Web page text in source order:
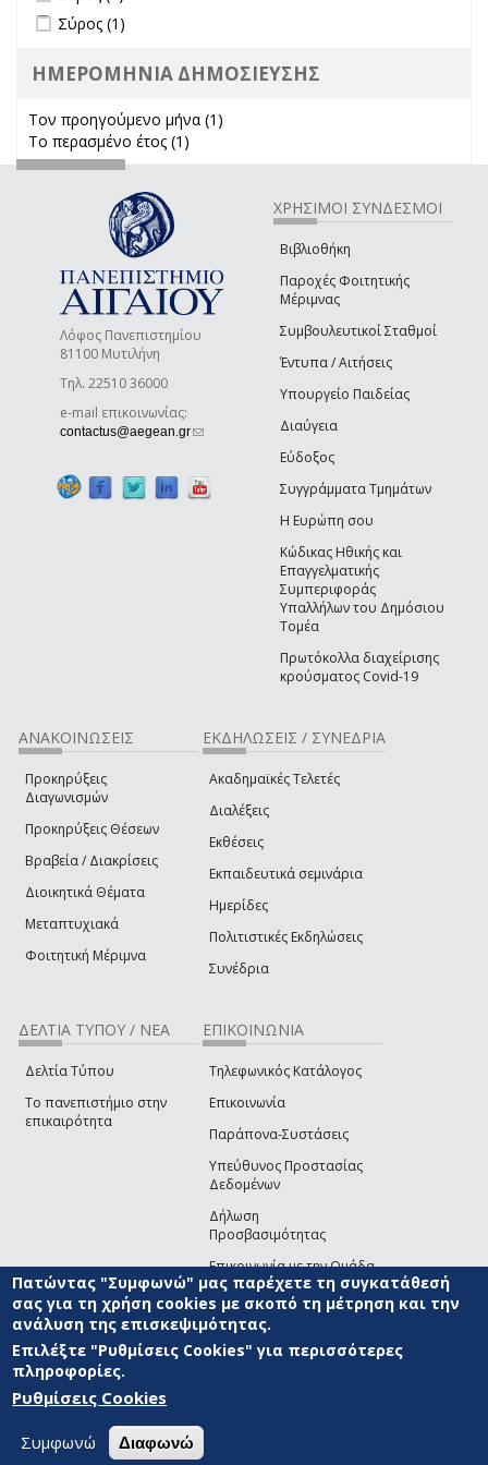
Apply Σύρος filter
Σύρος (1)
ΗΜΕΡΟΜΗΝΙΑ ΔΗΜΟΣΙΕΥΣΗΣ
Τον προηγούμενο μήνα (1)
Το περασμένο έτος (1)
Λόφος Πανεπιστημίου
81100 Μυτιλήνη
Τηλ. 22510 36000
e-mail επικοινωνίας:
contactus@aegean.gr(link sends e-mail)
ΧΡΗΣΙΜΟΙ ΣΥΝΔΕΣΜΟΙ
Βιβλιοθήκη
Παροχές Φοιτητικής
Μέριμνας
Συμβουλευτικοί Σταθμοί
Έντυπα / Αιτήσεις
Υπουργείο Παιδείας
Διαύγεια
Εύδοξος
Συγγράμματα Τμημάτων
Η Ευρώπη σου
Κώδικας Ηθικής και
Επαγγελματικής
Συμπεριφοράς
Υπαλλήλων του Δημόσιου
Τομέα
Πρωτόκολλα διαχείρισης
κρούσματος Covid-19
ΑΝΑΚΟΙΝΩΣΕΙΣ
Προκηρύξεις
Διαγωνισμών
Προκηρύξεις Θέσεων
Βραβεία / Διακρίσεις
Διοικητικά Θέματα
Μεταπτυχιακά
Φοιτητική Μέριμνα
ΕΚΔΗΛΩΣΕΙΣ / ΣΥΝΕΔΡΙΑ
Ακαδημαϊκές Τελετές
Διαλέξεις
Εκθέσεις
Εκπαιδευτικά σεμινάρια
Ημερίδες
Πολιτιστικές Εκδηλώσεις
Συνέδρια
ΔΕΛΤΙΑ ΤΥΠΟΥ / ΝΕΑ
Δελτία Τύπου
Το πανεπιστήμιο στην
επικαιρότητα
ΕΠΙΚΟΙΝΩΝΙΑ
Τηλεφωνικός Κατάλογος
Επικοινωνία
Παράπονα-Συστάσεις
Υπεύθυνος Προστασίας
Δεδομένων
Δήλωση
Προσβασιμότητας
Επικοινωνία με την Ομάδα
Ανάπτυξης του site(link sends e-mail)
© ΠΑΝΕΠΙΣΤΗΜΙΟ ΑΙΓΑΙΟΥ ΟΡΟΙ ΧΡΗΣΗΣ
ΑΝΑΠΤΥΞΗΣ
Πατώντας "Συμφωνώ" μας παρέχετε τη συγκατάθεσή
σας για τη χρήση cookies με σκοπό τη μέτρηση και την
ανάλυση της επισκεψιμότητας.
Επιλέξτε "Ρυθμίσεις Cookies" για περισσότερες
πληροφορίες.
Ρυθμίσεις Cookies
Συμφωνώ Διαφωνώ